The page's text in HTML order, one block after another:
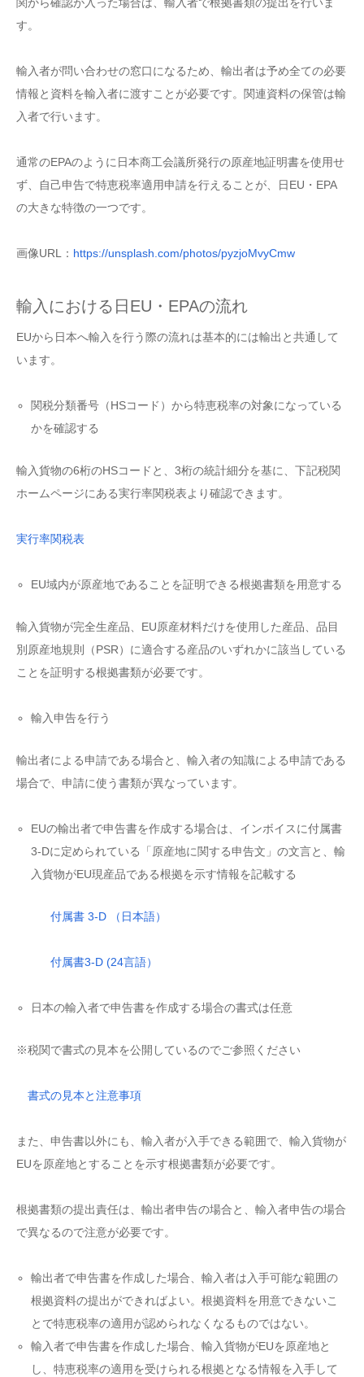
す。
輸入者が問い合わせの窓口になるため、輸出者は予め全ての必要
情報と資料を輸入者に渡すことが必要です。関連資料の保管は輸
入者で行います。
通常のEPAのように日本商工会議所発行の原産地証明書を使用せ
ず、自己申告で特恵税率適用申請を行えることが、日EU・EPA
の大きな特徴の一つです。
画像URL： https://unsplash.com/photos/pyzjoMvyCmw
輸入における日EU・EPAの流れ
EUから日本へ輸入を行う際の流れは基本的には輸出と共通して
います。
関税分類番号（HSコード）から特恵税率の対象になっている
かを確認する
輸入貨物の6桁のHSコードと、3桁の統計細分を基に、下記税関
ホームページにある実行率関税表より確認できます。
実行率関税表
EU域内が原産地であることを証明できる根拠書類を用意する
輸入貨物が完全生産品、EU原産材料だけを使用した産品、品目
別原産地規則（PSR）に適合する産品のいずれかに該当している
ことを証明する根拠書類が必要です。
輸入申告を行う
輸出者による申請である場合と、輸入者の知識による申請である
場合で、申請に使う書類が異なっています。
EUの輸出者で申告書を作成する場合は、インボイスに付属書
3-Dに定められている「原産地に関する申告文」の文言と、輸
入貨物がEU現産品である根拠を示す情報を記載する
付属書 3-D （日本語）
付属書3-D (24言語）
日本の輸入者で申告書を作成する場合の書式は任意
※税関で書式の見本を公開しているのでご参照ください
書式の見本と注意事項
また、申告書以外にも、輸入者が入手できる範囲で、輸入貨物が
EUを原産地とすることを示す根拠書類が必要です。
根拠書類の提出責任は、輸出者申告の場合と、輸入者申告の場合
で異なるので注意が必要です。
輸出者で申告書を作成した場合、輸入者は入手可能な範囲の
根拠資料の提出ができればよい。根拠資料を用意できないこ
とで特恵税率の適用が認められなくなるものではない。
輸入者で申告書を作成した場合、輸入貨物がEUを原産地と
し、特恵税率の適用を受けられる根拠となる情報を入手して